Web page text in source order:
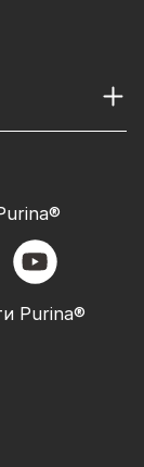
Purina®
youtube